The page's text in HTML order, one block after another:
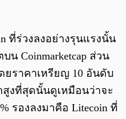
ที่ร่วงลงอย่างรุนแรงนั้น
น Coinmarketcap ส่วน
ราคาเหรียญ 10 อันดับ
งที่สุดนั้นดูเหมือนว่าจะ
รองลงมาคือ Litecoin ที่